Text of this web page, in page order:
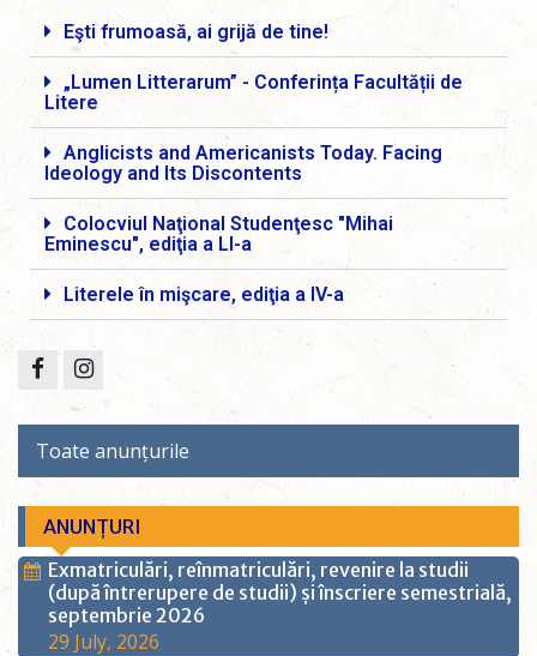
Eşti frumoasă, ai grijă de tine!
„Lumen Litterarum” - Conferința Facultății de
Litere
Anglicists and Americanists Today. Facing
Ideology and Its Discontents
Colocviul Naţional Studenţesc "Mihai
Eminescu", ediţia a LI-a
Literele în mişcare, ediţia a IV-a
Toate anunțurile
ANUNȚURI
Exmatriculări, reînmatriculări, revenire la studii
(după întrerupere de studii) și înscriere semestrială,
septembrie 2026
29 July, 2026